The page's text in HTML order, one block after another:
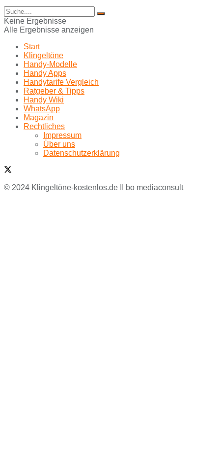
Keine Ergebnisse
Alle Ergebnisse anzeigen
Start
Klingeltöne
Handy-Modelle
Handy Apps
Handytarife Vergleich
Ratgeber & Tipps
Handy Wiki
WhatsApp
Magazin
Rechtliches
Impressum
Über uns
Datenschutzerklärung
© 2024 Klingeltöne-kostenlos.de II bo mediaconsult